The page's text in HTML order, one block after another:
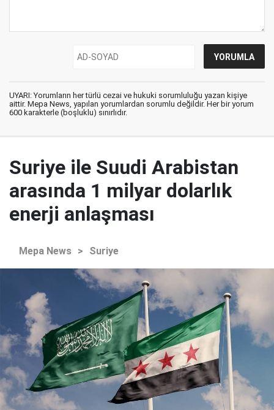
UYARI: Yorumların her türlü cezai ve hukuki sorumluluğu yazan kişiye
aittir. Mepa News, yapılan yorumlardan sorumlu değildir. Her bir yorum
600 karakterle (boşluklu) sınırlıdır.
Suriye ile Suudi Arabistan
arasında 1 milyar dolarlık
enerji anlaşması
Mepa News > Suriye